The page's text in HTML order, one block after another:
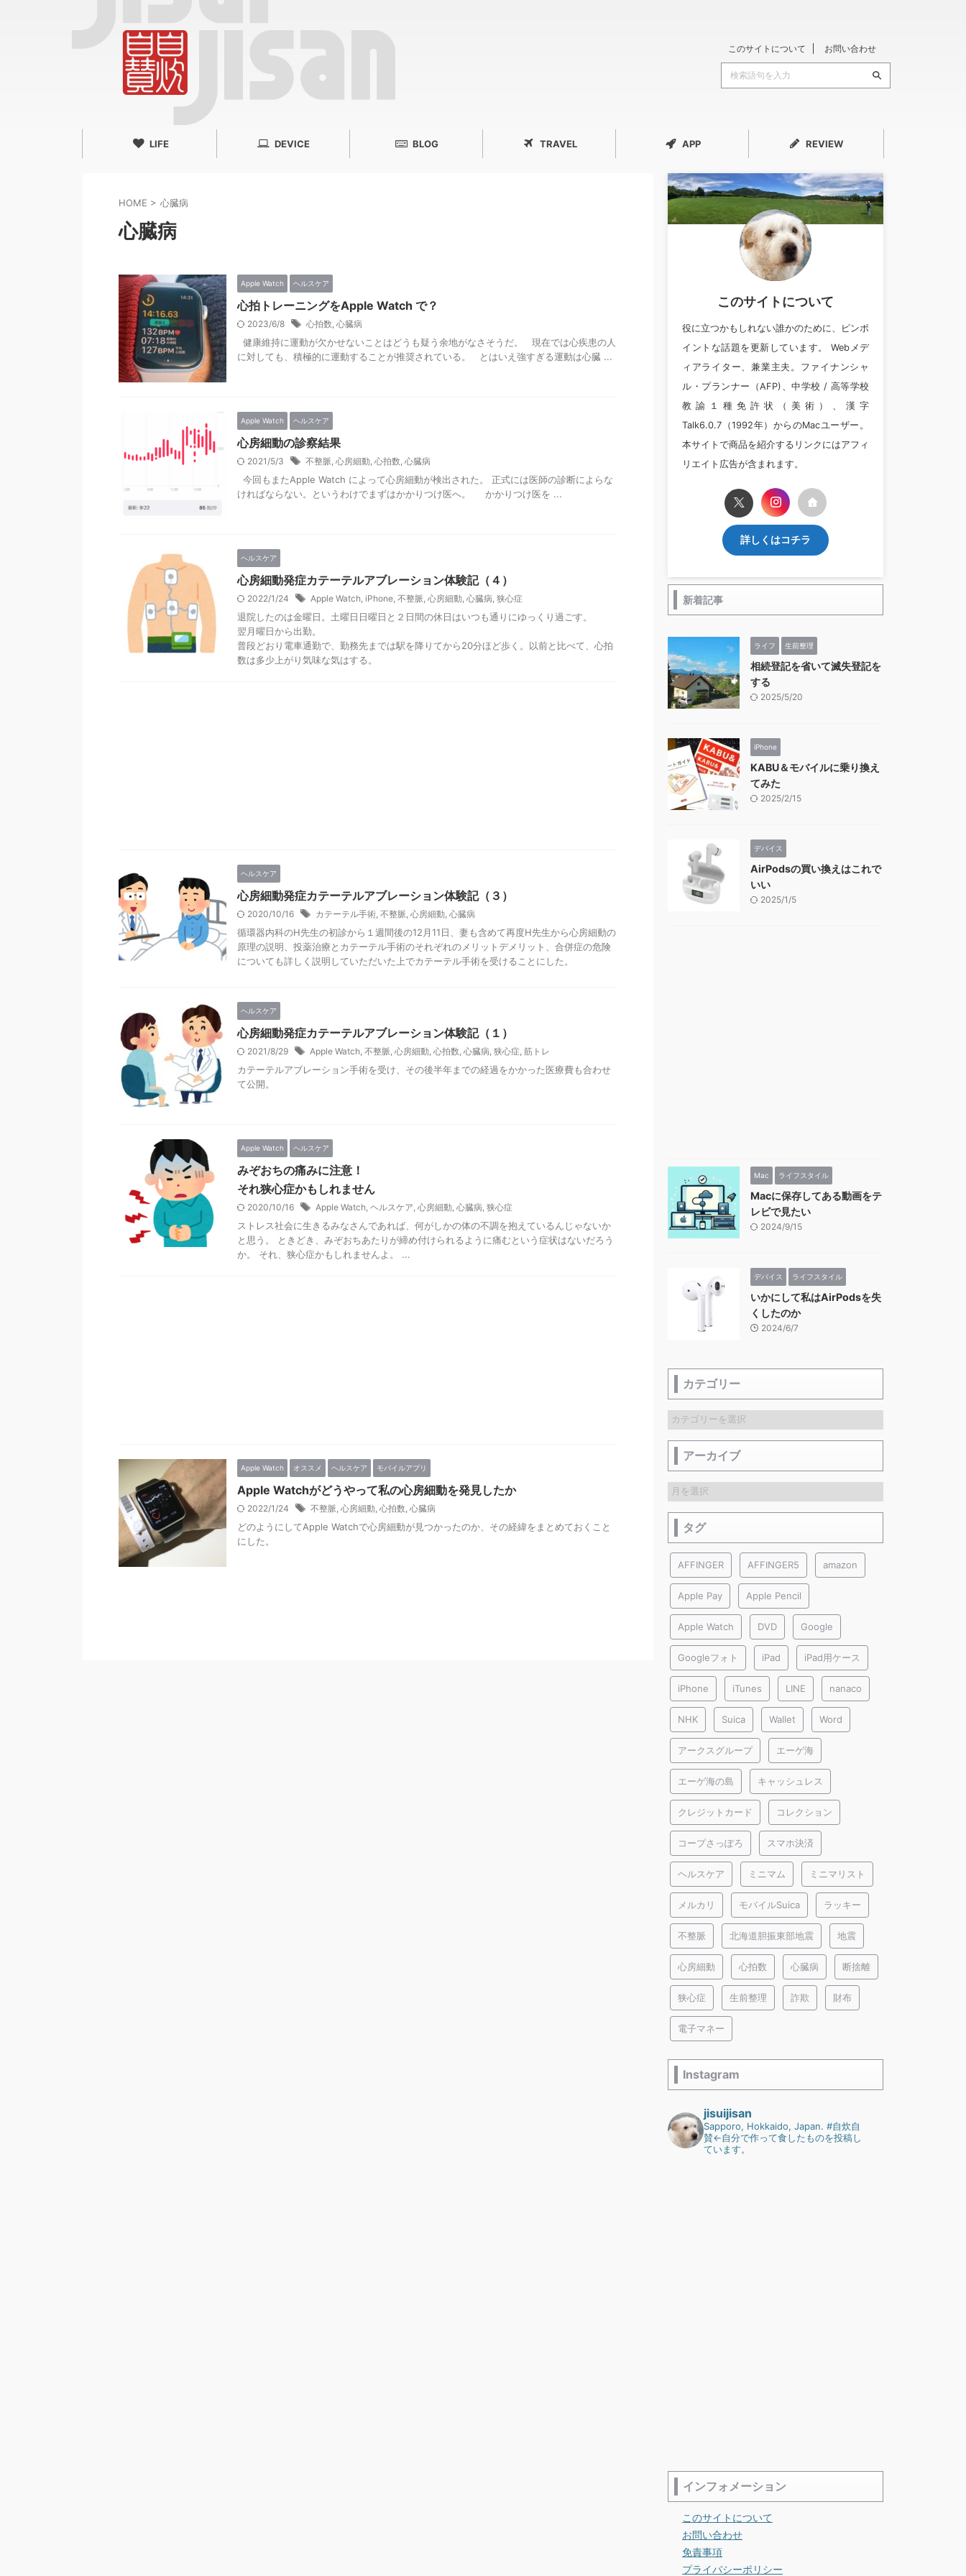
このサイトについて お問い合わせ
LIFE DEVICE BLOG TRAVEL APP REVIEW
HOME > 心臓病
心臓病
Apple Watch ヘルスケア
心拍トレーニングをApple Watch で？
2023/6/8 心拍数 心臓病
健康維持に運動が欠かせないことはどうも疑う余地がなさそうだ。 現在では心疾患の人
に対しても、積極的に運動することが推奨されている。 とはいえ強すぎる運動は心臓 ...
Apple Watch ヘルスケア
心房細動の診察結果
2021/5/3 不整脈 心房細動 心拍数 心臓病
今回もまたApple Watch によって心房細動が検出された。 正式には医師の診断によらな
ければならない。というわけでまずはかかりつけ医へ。 かかりつけ医を ...
ヘルスケア
心房細動発症カテーテルアブレーション体験記（４）
2022/1/24 Apple Watch iPhone 不整脈 心房細動 心臓病 狭心症
退院したのは金曜日。土曜日日曜日と２日間の休日はいつも通りにゆっくり過ごす。
翌月曜日から出勤。
普段どおり電車通勤で、勤務先までは駅を降りてから20分ほど歩く。以前と比べて、心拍
数は多少上がり気味な気はする。
ヘルスケア
心房細動発症カテーテルアブレーション体験記（３）
2020/10/16 カテーテル手術 不整脈 心房細動 心臓病
循環器内科のH先生の初診から１週間後の12月11日、妻も含めて再度H先生から心房細動の
原理の説明、投薬治療とカテーテル手術のそれぞれのメリットデメリット、合併症の危険
についても詳しく説明していただいた上でカテーテル手術を受けることにした。
ヘルスケア
心房細動発症カテーテルアブレーション体験記（１）
2021/8/29 Apple Watch 不整脈 心房細動 心拍数 心臓病 狭心症 筋トレ
カテーテルアブレーション手術を受け、その後半年までの経過をかかった医療費も合わせ
て公開。
Apple Watch ヘルスケア
みぞおちの痛みに注意！
それ狭心症かもしれません
2020/10/16 Apple Watch ヘルスケア 心房細動 心臓病 狭心症
ストレス社会に生きるみなさんであれば、何がしかの体の不調を抱えているんじゃないか
と思う。 ときどき、みぞおちあたりが締め付けられるように痛むという症状はないだろう
か。 それ、狭心症かもしれませんよ。 ...
Apple Watch オススメ ヘルスケア モバイルアプリ
Apple Watchがどうやって私の心房細動を発見したか
2022/1/24 不整脈 心房細動 心拍数 心臓病
どのようにしてApple Watchで心房細動が見つかったのか、その経緯をまとめておくこと
にした。
このサイトについて
役に立つかもしれない誰かのために、ピンポ
イントな話題を更新しています。 Webメデ
ィアライター、兼業主夫。ファイナンシャ
ル・プランナー（AFP)、中学校 / 高等学校
教諭１種免許状（美術）、漢字
Talk6.0.7（1992年）からのMacユーザー。
本サイトで商品を紹介するリンクにはアフィ
リエイト広告が含まれます。
詳しくはコチラ
新着記事
ライフ 生前整理
相続登記を省いて滅失登記を
する
2025/5/20
iPhone
KABU＆モバイルに乗り換え
てみた
2025/2/15
デバイス
AirPodsの買い換えはこれで
いい
2025/1/5
Mac ライフスタイル
Macに保存してある動画をテ
レビで見たい
2024/9/15
デバイス ライフスタイル
いかにして私はAirPodsを失
くしたのか
2024/6/7
カテゴリー
アーカイブ
タグ
AFFINGER AFFINGER5 amazon
Apple Pay Apple Pencil
Apple Watch DVD Google
Googleフォト iPad iPad用ケース
iPhone iTunes LINE nanaco
NHK Suica Wallet Word
アークスグループ エーゲ海
エーゲ海の島 キャッシュレス
クレジットカード コレクション
コープさっぽろ スマホ決済
ヘルスケア ミニマム ミニマリスト
メルカリ モバイルSuica ラッキー
不整脈 北海道胆振東部地震 地震
心房細動 心拍数 心臓病 断捨離
狭心症 生前整理 詐欺 財布
電子マネー
Instagram
jisuijisan
Sapporo, Hokkaido, Japan. #自炊自
賛←自分で作って食したものを投稿し
ています。
Load more...
インフォメーション
このサイトについて
お問い合わせ
免責事項
プライバシーポリシー